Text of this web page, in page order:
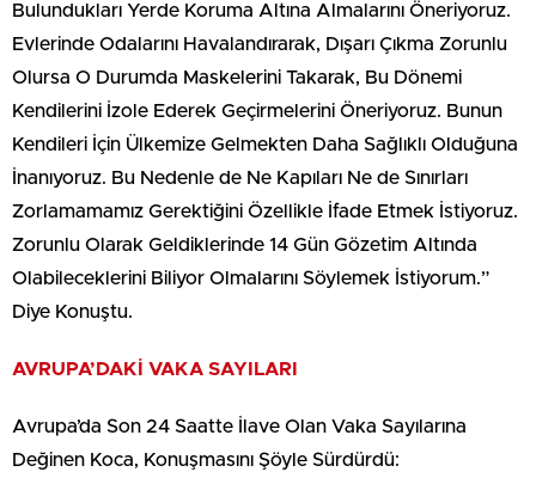
Bulundukları Yerde Koruma Altına Almalarını Öneriyoruz.
Evlerinde Odalarını Havalandırarak, Dışarı Çıkma Zorunlu
Olursa O Durumda Maskelerini Takarak, Bu Dönemi
Kendilerini İzole Ederek Geçirmelerini Öneriyoruz. Bunun
Kendileri İçin Ülkemize Gelmekten Daha Sağlıklı Olduğuna
İnanıyoruz. Bu Nedenle de Ne Kapıları Ne de Sınırları
Zorlamamamız Gerektiğini Özellikle İfade Etmek İstiyoruz.
Zorunlu Olarak Geldiklerinde 14 Gün Gözetim Altında
Olabileceklerini Biliyor Olmalarını Söylemek İstiyorum.”
Diye Konuştu.
AVRUPA’DAKİ VAKA SAYILARI
Avrupa’da Son 24 Saatte İlave Olan Vaka Sayılarına
Değinen Koca, Konuşmasını Şöyle Sürdürdü: